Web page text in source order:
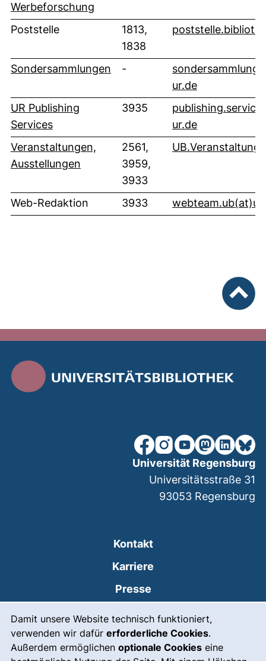
Damit unsere Website technisch funktioniert,
verwenden wir dafür erforderliche Cookies.
Außerdem ermöglichen optionale Cookies eine
Werbeforschung
Poststelle
1813,
1838
Sondersammlungen -
ur.de(öffnet Ihr E-
UR Publishing
Services
3935
ur.de(öffnet Ihr E-
Veranstaltungen,
Ausstellungen
2561,
3959,
3933
Web-Redaktion 3933
unsere Facebook-Seite
unsere Instagram-
unsere YouTube-
unsereunsere
Kontakt
Karriere
Presse
Leichte Sprache
Gebärdensprache
Universität Regensburg
Universitätsstraße 31
93053 Regensburg